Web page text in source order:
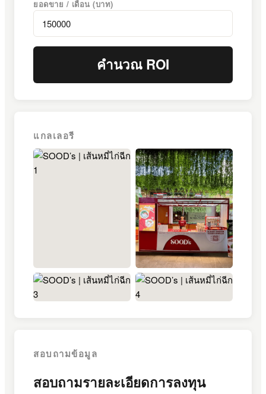
ยอดขาย / เดือน (บาท)
คำนวณ ROI
แกลเลอรี
สอบถามข้อมูล
สอบถามรายละเอียดการลงทุน